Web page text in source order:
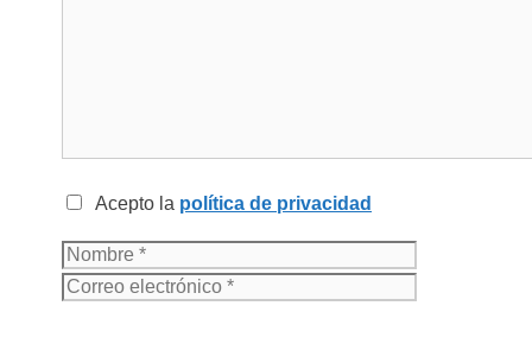
Acepto la política de privacidad